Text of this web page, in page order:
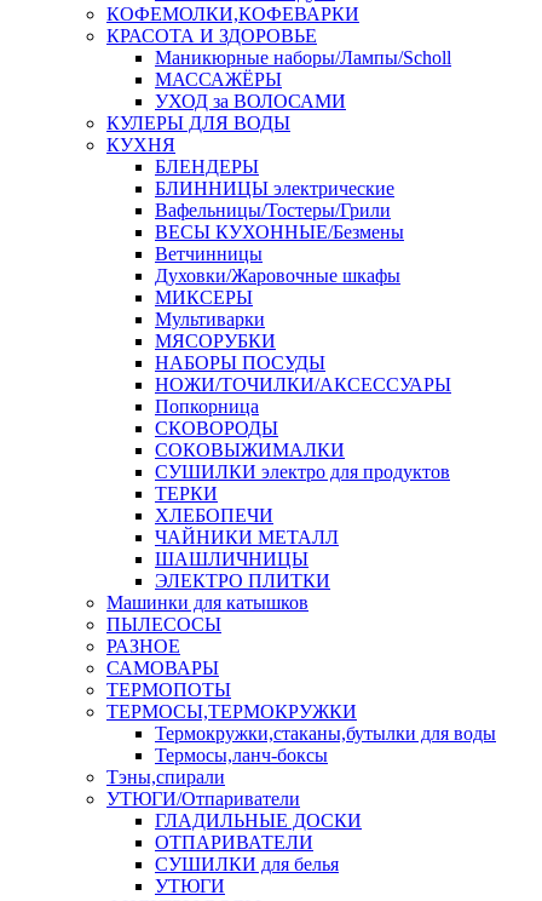
КОФЕМОЛКИ,КОФЕВАРКИ
КРАСОТА И ЗДОРОВЬЕ
Маникюрные наборы/Лампы/Scholl
МАССАЖЁРЫ
УХОД за ВОЛОСАМИ
КУЛЕРЫ ДЛЯ ВОДЫ
КУХНЯ
БЛЕНДЕРЫ
БЛИННИЦЫ электрические
Вафельницы/Тостеры/Грили
ВЕСЫ КУХОННЫЕ/Безмены
Ветчинницы
Духовки/Жаровочные шкафы
МИКСЕРЫ
Мультиварки
МЯСОРУБКИ
НАБОРЫ ПОСУДЫ
НОЖИ/ТОЧИЛКИ/АКСЕССУАРЫ
Попкорница
СКОВОРОДЫ
СОКОВЫЖИМАЛКИ
СУШИЛКИ электро для продуктов
ТЕРКИ
ХЛЕБОПЕЧИ
ЧАЙНИКИ МЕТАЛЛ
ШАШЛИЧНИЦЫ
ЭЛЕКТРО ПЛИТКИ
Машинки для катышков
ПЫЛЕСОСЫ
РАЗНОЕ
САМОВАРЫ
ТЕРМОПОТЫ
ТЕРМОСЫ,ТЕРМОКРУЖКИ
Термокружки,стаканы,бутылки для воды
Термосы,ланч-боксы
Тэны,спирали
УТЮГИ/Отпариватели
ГЛАДИЛЬНЫЕ ДОСКИ
ОТПАРИВАТЕЛИ
СУШИЛКИ для белья
УТЮГИ